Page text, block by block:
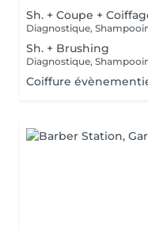
Sh. + Coupe +
Sh. + Brushing
Coiffure